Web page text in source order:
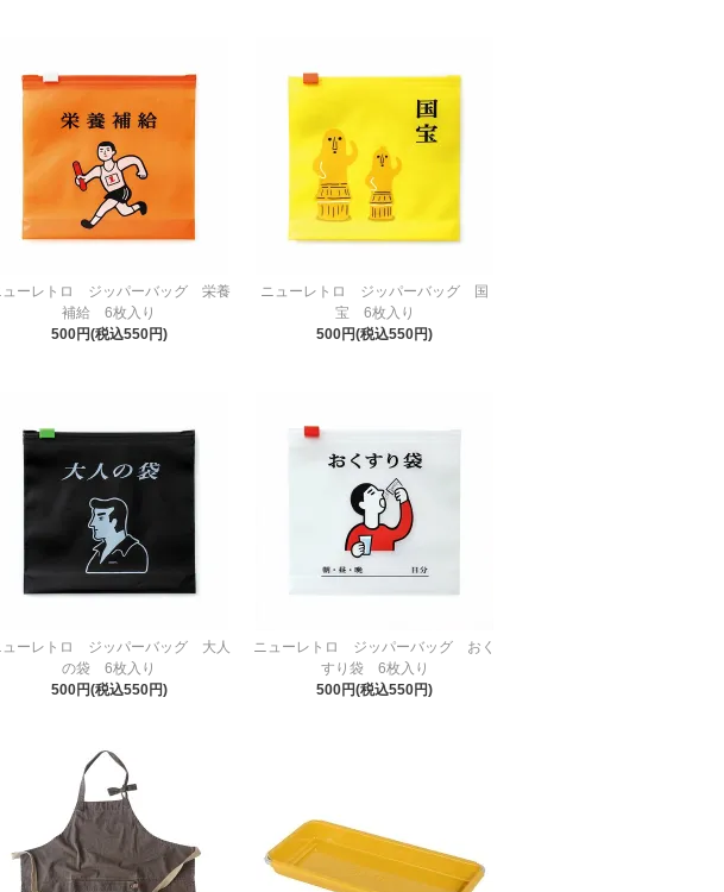
ューレトロ ジッパーバッグ 栄養
補給 6枚入り
500円(税込550円)
ニューレトロ ジッパーバッグ 国
宝 6枚入り
500円(税込550円)
ューレトロ ジッパーバッグ 大人
の袋 6枚入り
500円(税込550円)
ニューレトロ ジッパーバッグ おく
すり袋 6枚入り
500円(税込550円)